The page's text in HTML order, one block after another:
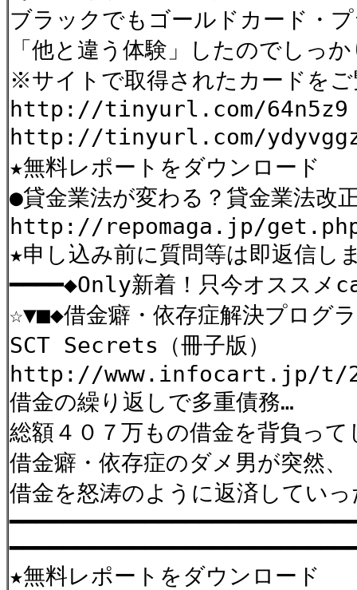
ブラックでもゴールドカード・
「他と違う体験」したのでし
※サイトで取得されたカードを
http://tinyurl.com/64n5z9
http://tinyurl.com/ydyvggz
★無料レポートをダウンロード
●貸金業法が変わる？貸金業法改
http://repomaga.jp/
★申し込み前に質問等は即返信し
━━━━◆Only新着！只今オススメ
☆▼■◆借金癖・依存症解決プロ
SCT Secrets（冊子版）
http://www.infocart.jp/t/
借金の繰り返しで多重債務…
総額４０７万もの借金を背負って
借金癖・依存症のダメ男が突然、
借金を怒涛のように返済してい
★無料レポートをダウンロード